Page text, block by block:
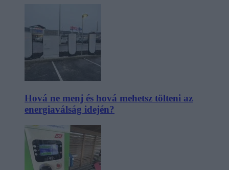
Hová ne menj és hová mehetsz tölteni az
energiaválság idején?